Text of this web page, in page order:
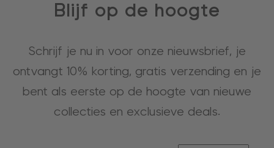
Blijf op de hoogte
Schrijf je nu in voor onze nieuwsbrief, je
ontvangt 10% korting, gratis verzending en je
bent als eerste op de hoogte van nieuwe
collecties en exclusieve deals.